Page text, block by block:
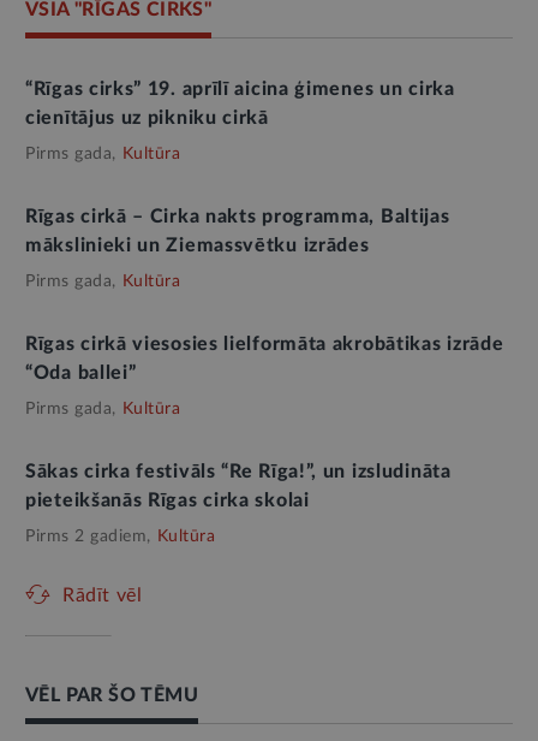
VSIA "RĪGAS CIRKS"
“Rīgas cirks” 19. aprīlī aicina ģimenes un cirka
cienītājus uz pikniku cirkā
Pirms gada, Kultūra
Rīgas cirkā – Cirka nakts programma, Baltijas
mākslinieki un Ziemassvētku izrādes
Pirms gada, Kultūra
Rīgas cirkā viesosies lielformāta akrobātikas izrāde
“Oda ballei”
Pirms gada, Kultūra
Sākas cirka festivāls “Re Rīga!”, un izsludināta
pieteikšanās Rīgas cirka skolai
Pirms 2 gadiem, Kultūra
Rādīt vēl
VĒL PAR ŠO TĒMU